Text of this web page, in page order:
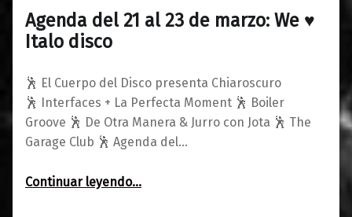
Agenda del 21 al 23 de marzo: We ♥
Italo disco
🕺 El Cuerpo del Disco presenta Chiaroscuro
🕺 Interfaces + La Perfecta Moment 🕺 Boiler
Groove 🕺 De Otra Manera & Jurro con Jota 🕺 The
Garage Club 🕺 Agenda del…
Continuar leyendo“Agenda del 21 al 23 de marzo: We ♥ Italo disco”
…
19/03/2019
0
Maravillas